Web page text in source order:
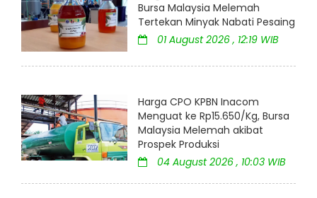
Bursa Malaysia Melemah
Tertekan Minyak Nabati Pesaing
01 August 2026 , 12:19 WIB
Harga CPO KPBN Inacom
Menguat ke Rp15.650/Kg, Bursa
Malaysia Melemah akibat
Prospek Produksi
04 August 2026 , 10:03 WIB